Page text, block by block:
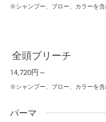
※シャンプー、ブロー、カラーを
全頭ブリーチ
14,720円～
※シャンプー、ブロー、カラーを
パーマ